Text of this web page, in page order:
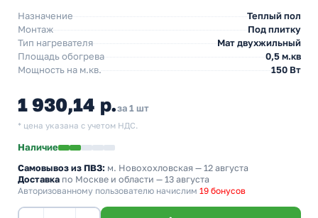
Назначение
Теплый пол
Монтаж
Под плитку
Тип нагревателя
Мат двухжильный
Площадь обогрева
0,5 м.кв
Мощность на м.кв.
150 Вт
1 930,14 р.за 1 шт
* цена указана с учетом НДС.
Наличие
Самовывоз из ПВЗ: м. Новохохловская — 12 августа
Доставка по Москве и области — 13 августа
Авторизованному пользователю начислим 19 бонусов